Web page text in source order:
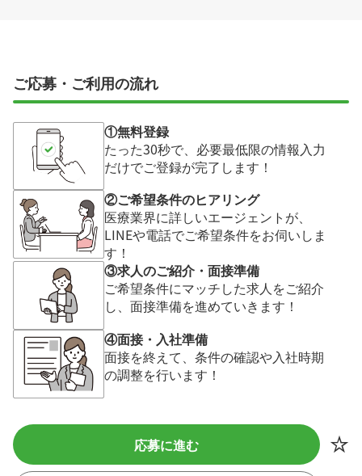
ご応募・ご利用の流れ
①無料登録
たった30秒で、必要最低限の情報入力
だけでご登録が完了します！
②ご希望条件のヒアリング
医療業界に詳しいエージェントが、
LINEや電話でご希望条件をお伺いしま
す！
③求人のご紹介・面接準備
ご希望条件にマッチした求人をご紹介
し、面接準備を進めていきます！
④面接・入社準備
面接を終えて、条件の確認や入社時期
の調整を行います！
応募に進む